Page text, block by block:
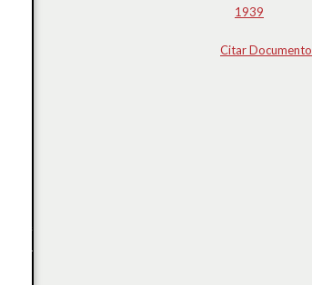
1939
Citar Documento